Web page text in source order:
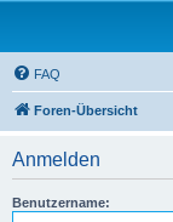
FAQ
Foren-Übersicht
Anmelden
Benutzername: